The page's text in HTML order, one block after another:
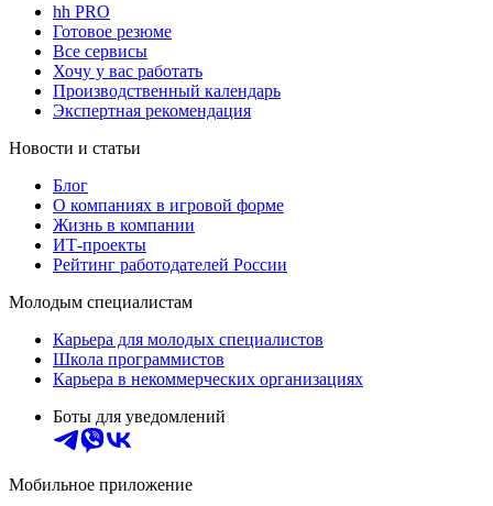
hh PRO
Готовое резюме
Все сервисы
Хочу у вас работать
Производственный календарь
Экспертная рекомендация
Новости и статьи
Блог
О компаниях в игровой форме
Жизнь в компании
ИТ-проекты
Рейтинг работодателей России
Молодым специалистам
Карьера для молодых специалистов
Школа программистов
Карьера в некоммерческих организациях
Боты для уведомлений
Мобильное приложение